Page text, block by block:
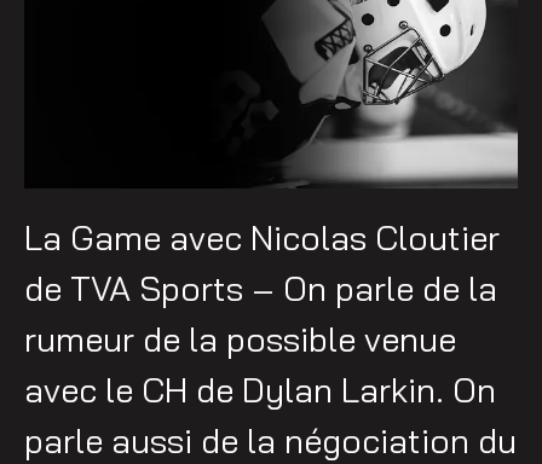
La Game avec Nicolas Cloutier
de TVA Sports – On parle de la
rumeur de la possible venue
avec le CH de Dylan Larkin. On
parle aussi de la négociation du